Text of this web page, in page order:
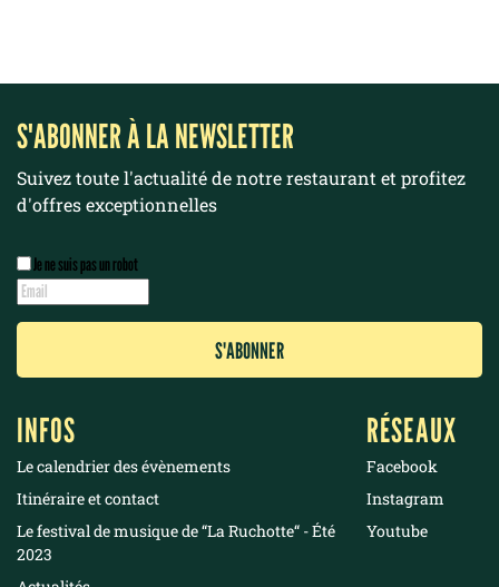
S'ABONNER À LA NEWSLETTER
Suivez toute l'actualité de notre restaurant et profitez
d'offres exceptionnelles
Je ne suis pas un robot
INFOS
Le calendrier des évènements
Itinéraire et contact
Le festival de musique de “La Ruchotte“ - Été
2023
RÉSEAUX
Facebook
Instagram
Youtube